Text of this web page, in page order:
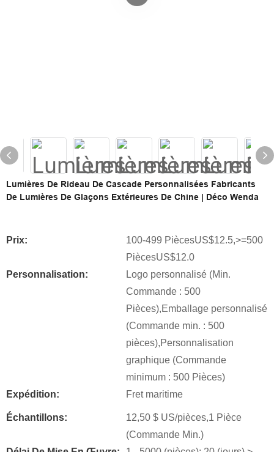
Lumières De Rideau De Cascade Personnalisées Fabricants
De Lumières De Glaçons Extérieures De Chine | Déco Wenda
Prix:
100-499 PiècesUS$12.5,>=500
PiècesUS$12.0
Personnalisation:
Logo personnalisé (Min.
Commande : 500
Pièces),Emballage personnalisé
(Commande min. : 500
pièces),Personnalisation
graphique (Commande
minimum : 500 Pièces)
Expédition:
Fret maritime
Échantillons:
12,50 $ US/pièces,1 Pièce
(Commande Min.)